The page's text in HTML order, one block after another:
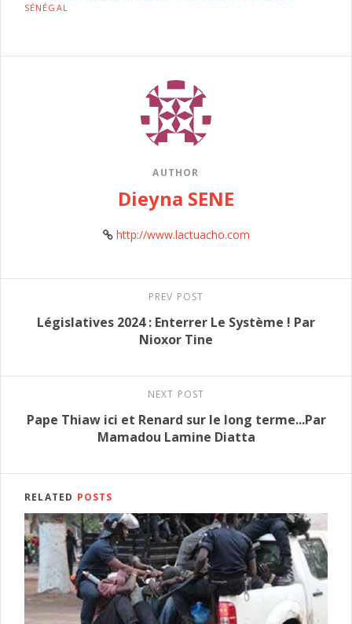
SÉNÉGAL
AUTHOR
Dieyna SENE
http://www.lactuacho.com
PREV POST
Législatives 2024 : Enterrer Le Système ! Par
Nioxor Tine
NEXT POST
Pape Thiaw ici et Renard sur le long terme...Par
Mamadou Lamine Diatta
RELATED POSTS